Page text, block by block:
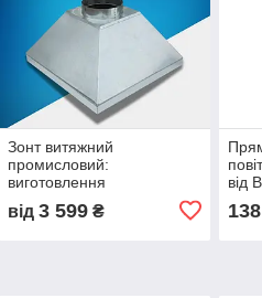
Зонт витяжний
промисловий:
виготовлення
Україні
від 3 599₴
від
138